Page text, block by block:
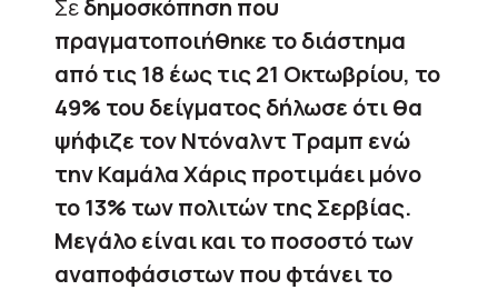
Σεδημοσκόπηση που
πραγματοποιήθηκε το διάστημα
από τις 18 έως τις 21 Οκτωβρίου, το
49% του δείγματος δήλωσε ότι θα
ψήφιζε τον Ντόναλντ Τραμπ ενώ
την Καμάλα Χάρις προτιμάει μόνο
το 13% των πολιτών της Σερβίας.
Μεγάλο είναι και το ποσοστό των
αναποφάσιστων που φτάνει το